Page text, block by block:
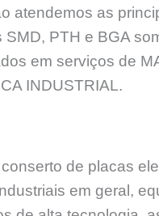
atendemos as
SMD, PTH e BGA
em serviços de
INDUSTRIAL.
de placas
em geral,